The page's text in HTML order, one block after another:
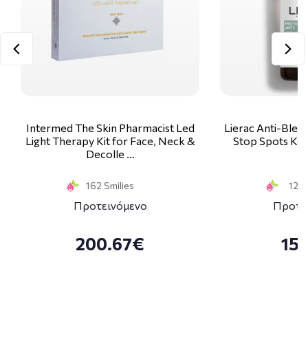
Intermed The Skin Pharmacist Led
Light Therapy Kit for Face, Neck &
Decolle …
162 Smilies
Προτεινόμενο
200.67€
Lierac Anti-
Stop Spots
12